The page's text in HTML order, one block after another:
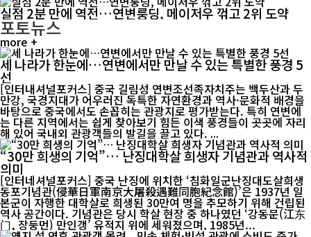
실점 2분 만에 역전…연변룽딩, 메이저우 꺾고 2위 도약
포토뉴스
more +
세 나라가 한눈에…연변에서만 만날 수 있는 특별한 풍경 5
선
[인터내셔널포커스] 중국 길림성 연변조선족자치주는 백두산과 두
만강, 국경지대가 어우러진 독특한 자연환경과 역사·문화적 배경을
바탕으로 중국에서도 손꼽히는 관광지로 평가받는다. 특히 연변에
는 다른 지역에서는 쉽게 찾아보기 힘든 이색 풍경들이 곳곳에 자리
해 있어 국내외 관광객들의 발길을 끌고 있다. ...
“30만 희생의 기억”… 난징대학살 희생자 기념관과 역사적
의미
[인터네셔널포커스] 중국 난징에 위치한 ‘침화일군난징대도살희생
동포기념관(侵華日軍南京大屠殺遇難同胞紀念館)’은 1937년 일
본군이 자행한 대학살로 희생된 30만여 명을 추모하기 위해 건립된
역사 공간이다. 기념관은 당시 학살 현장 중 하나였던 ‘강동문(江东
门, 장둥먼) 만인갱’ 유적지 위에 세워졌으며, 1985년...